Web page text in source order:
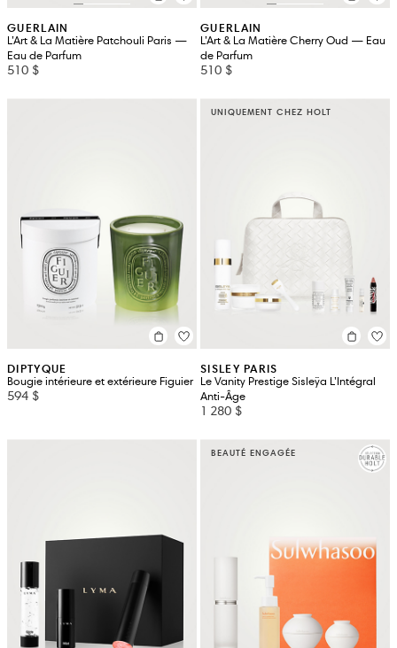
GUERLAIN
L’Art & La Matière Patchouli Paris —
Eau de Parfum
510 $
GUERLAIN
L’Art & La Matière Cherry Oud — Eau
de Parfum
510 $
DIPTYQUE
Bougie intérieure et extérieure Figuier
594 $
UNIQUEMENT CHEZ HOLT
SISLEY PARIS
Le Vanity Prestige Sisleÿa L’Intégral
Anti-Âge
1 280 $
BEAUTÉ ENGAGÉE